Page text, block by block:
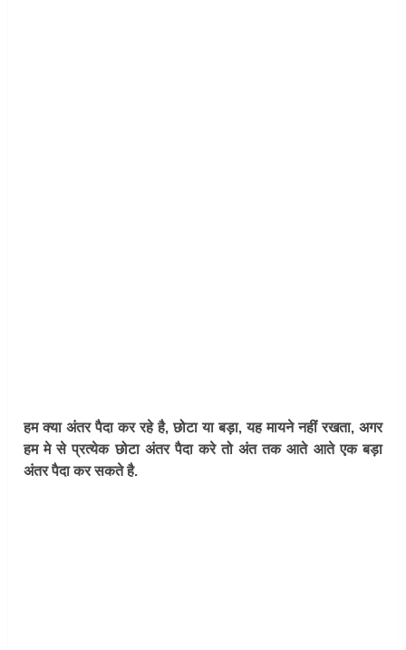
हम क्या अंतर पैदा कर रहे है, छोटा या बड़ा, यह मायने नहीं रखता, अगर
हम मे से प्रत्येक छोटा अंतर पैदा करे तो अंत तक आते आते एक बड़ा
अंतर पैदा कर सकते है.